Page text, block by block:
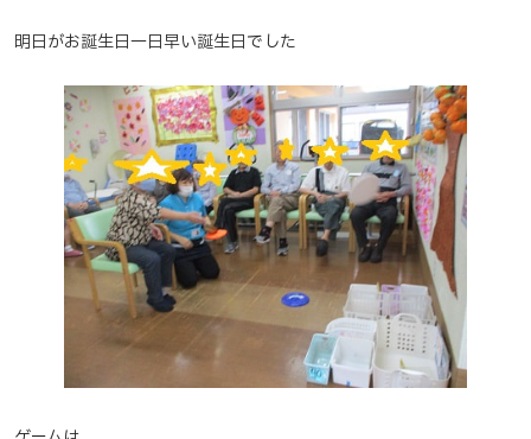
明日がお誕生日一日早い誕生日でした